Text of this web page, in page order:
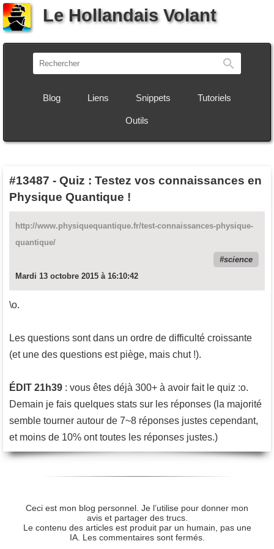
Le Hollandais Volant
Blog Liens Snippets Tutoriels
Outils
#13487 - Quiz : Testez vos connaissances en
Physique Quantique !
http://www.physiquequantique.fr/test-connaissances-physique-
quantique/
science
Mardi 13 octobre 2015 à 16:10:42
\o.
Les questions sont dans un ordre de difficulté croissante
(et une des questions est piège, mais chut !).
ÉDIT 21h39 : vous êtes déjà 300+ à avoir fait le quiz :o.
Demain je fais quelques stats sur les réponses (la majorité
semble tourner autour de 7~8 réponses justes cependant,
et moins de 10% ont toutes les réponses justes.)
Ceci est mon blog personnel. Je l’utilise pour donner mon
avis et partager des trucs.
Le contenu des articles est produit par un humain, pas une
IA. Les commentaires sont fermés.